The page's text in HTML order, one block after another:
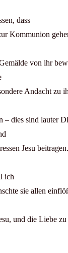
dass
Kommunion
von ihr
Andacht zu
– dies sind lauter
Jesu beitragen.
ich
sie allen
und die Liebe